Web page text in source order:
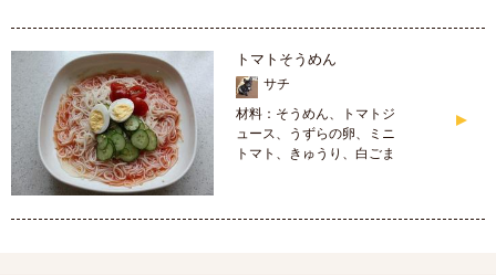
トマトそうめん
サチ
材料：そうめん、トマトジ
ュース、うずらの卵、ミニ
トマト、きゅうり、白ごま